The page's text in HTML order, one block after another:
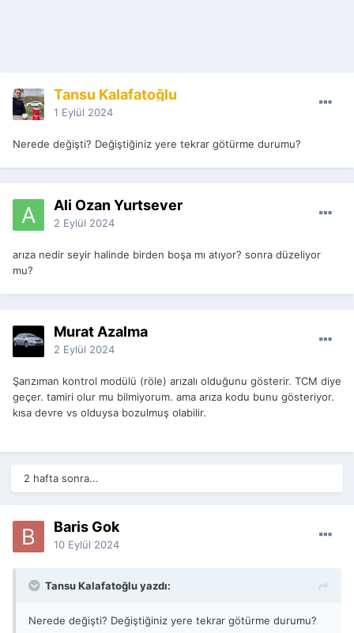
Tansu Kalafatoğlu
1 Eylül 2024
Nerede değişti? Değiştiğiniz yere tekrar götürme durumu?
Ali Ozan Yurtsever
2 Eylül 2024
arıza nedir seyir halinde birden boşa mı atıyor? sonra düzeliyor
mu?
Murat Azalma
2 Eylül 2024
Şanzıman kontrol modülü (röle) arızalı olduğunu gösterir. TCM diye
geçer. tamiri olur mu bilmiyorum. ama arıza kodu bunu gösteriyor.
kısa devre vs olduysa bozulmuş olabilir.
2 hafta sonra...
Baris Gok
10 Eylül 2024
Tansu Kalafatoğlu yazdı:
Nerede değişti? Değiştiğiniz yere tekrar götürme durumu?